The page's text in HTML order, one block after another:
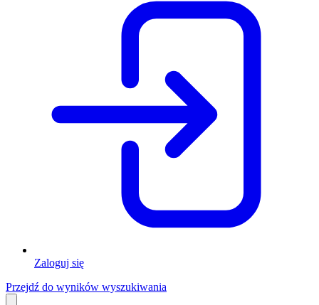
Zaloguj się
Przejdź do wyników wyszukiwania